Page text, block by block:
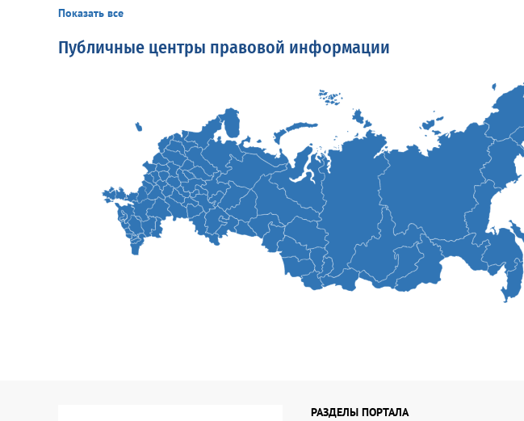
Показать все
Публичные центры правовой информации
РАЗДЕЛЫ ПОРТАЛА